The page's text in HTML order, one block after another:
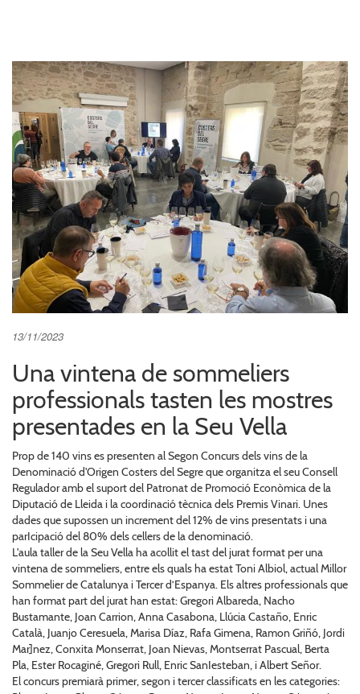
13/11/2023
Una vintena de sommeliers
professionals tasten les mostres
presentades en la Seu Vella
Prop de 140 vins es presenten al Segon Concurs dels vins de la
Denominació d'Origen Costers del Segre que organitza el seu Consell
Regulador amb el suport del Patronat de Promoció Econòmica de la
Diputació de Lleida i la coordinació tècnica dels Premis Vinari. Unes
dades que supossen un increment del 12% de vins presentats i una
parIcipació del 80% dels cellers de la denominació.
L'aula taller de la Seu Vella ha acollit el tast del jurat format per una
vintena de sommeliers, entre els quals ha estat Toni Albiol, actual Millor
Sommelier de Catalunya i Tercer d’Espanya. Els altres professionals que
han format part del jurat han estat: Gregori Albareda, Nacho
Bustamante, Joan Carrion, Anna Casabona, Llúcia Castaño, Enric
Català, Juanjo Ceresuela, Marisa Díaz, Rafa Gimena, Ramon Griñó, Jordi
Mar]nez, Conxita Monserrat, Joan Nievas, Montserrat Pascual, Berta
Pla, Ester Rocaginé, Gregori Rull, Enric SanIesteban, i Albert Señor.
El concurs premiarà primer, segon i tercer classificats en les categories: